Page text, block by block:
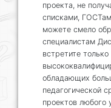
проекта, не
списками,
можете смело
специалистам
встретите только
обладающих
педагогической
проектов любого